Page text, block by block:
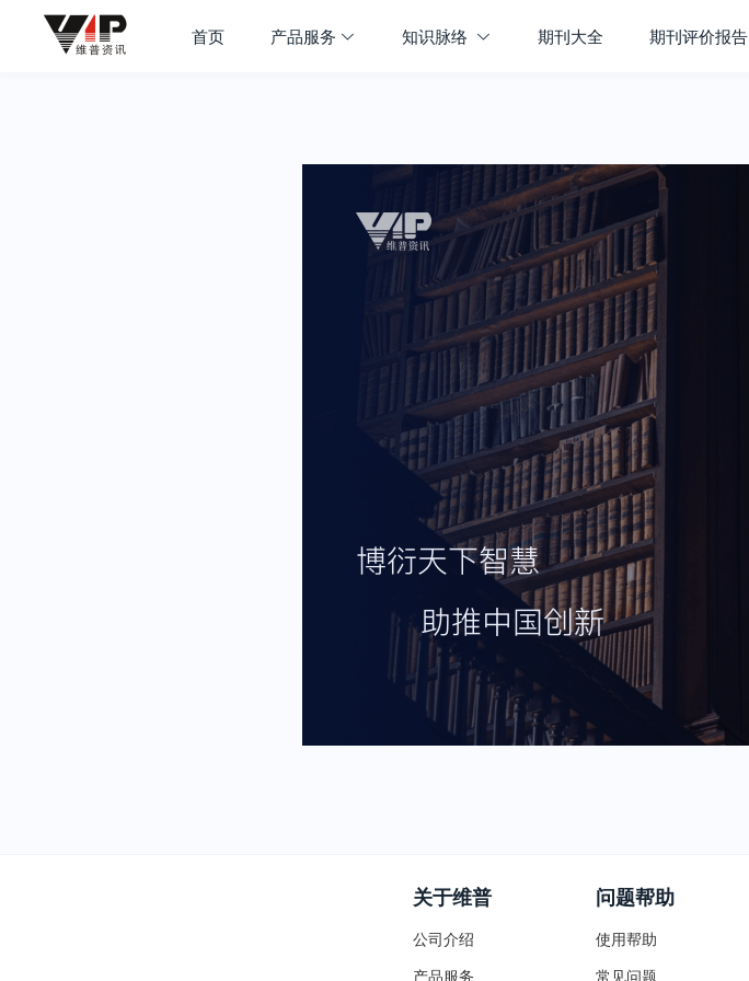
首页 产品服务 知识脉络 期刊大全 期刊评价报告
关于维普
公司介绍
产品服务
问题帮助
使用帮助
常见问题